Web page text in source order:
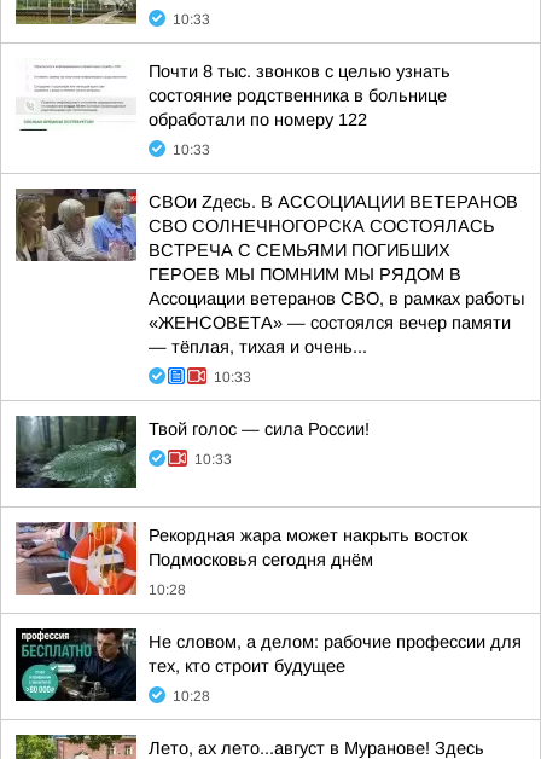
10:33
Почти 8 тыс. звонков с целью узнать
состояние родственника в больнице
обработали по номеру 122
10:33
СВОи Zдесь. В АССОЦИАЦИИ ВЕТЕРАНОВ
СВО СОЛНЕЧНОГОРСКА СОСТОЯЛАСЬ
ВСТРЕЧА С СЕМЬЯМИ ПОГИБШИХ
ГЕРОЕВ МЫ ПОМНИМ МЫ РЯДОМ В
Ассоциации ветеранов СВО, в рамках работы
«ЖЕНСОВЕТА» — состоялся вечер памяти
— тёплая, тихая и очень...
10:33
Твой голос — сила России!
10:33
Рекордная жара может накрыть восток
Подмосковья сегодня днём
10:28
Не словом, а делом: рабочие профессии для
тех, кто строит будущее
10:28
Лето, ах лето...август в Муранове! Здесь